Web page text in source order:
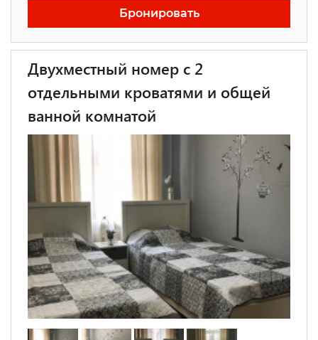
Бронировать
Двухместный номер с 2
отдельными кроватями и общей
ванной комнатой